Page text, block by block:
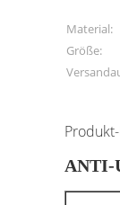
Material:
Größe:
ANTI-